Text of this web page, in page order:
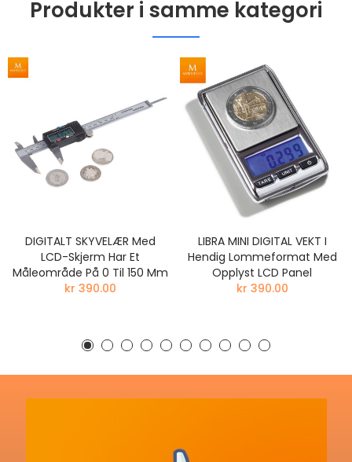
Produkter i samme kategori
DIGITALT SKYVELÆR Med
LCD-Skjerm Har Et
Måleområde På 0 Til 150 Mm
kr 390.00
LIBRA MINI DIGITAL VEKT I
Hendig Lommeformat Med
Opplyst LCD Panel
kr 390.00